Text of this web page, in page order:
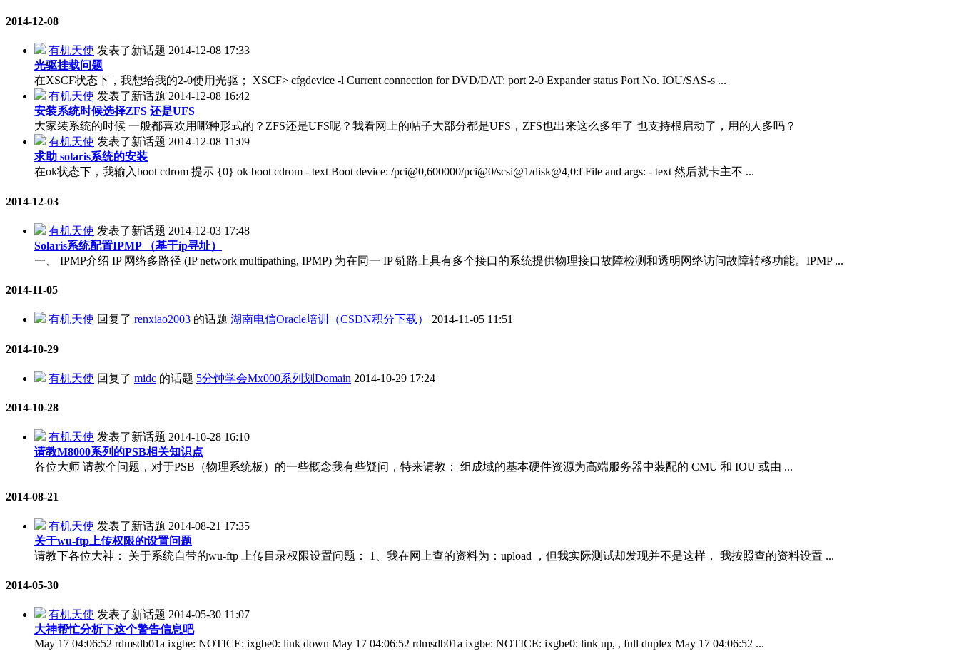
2014-12-08
有机天使 发表了新话题 2014-12-08 17:33
光驱挂载问题
在XSCF状态下，我想给我的2-0使用光驱； XSCF> cfgdevice -l Current connection for DVD/DAT: port 2-0 Expander status Port No. IOU/SAS-s ...
有机天使 发表了新话题 2014-12-08 16:42
安装系统时候选择ZFS 还是UFS
大家装系统的时候 一般都喜欢用哪种形式的？ZFS还是UFS呢？我看网上的帖子大部分都是UFS，ZFS也出来这么多年了 也支持根启动了，用的人多吗？
有机天使 发表了新话题 2014-12-08 11:09
求助 solaris系统的安装
在ok状态下，我输入boot cdrom 提示 {0} ok boot cdrom - text Boot device: /pci@0,600000/pci@0/scsi@1/disk@4,0:f File and args: - text 然后就卡主不 ...
2014-12-03
有机天使 发表了新话题 2014-12-03 17:48
Solaris系统配置IPMP （基于ip寻址）
一、 IPMP介绍 IP 网络多路径 (IP network multipathing, IPMP) 为在同一 IP 链路上具有多个接口的系统提供物理接口故障检测和透明网络访问故障转移功能。IPMP ...
2014-11-05
有机天使 回复了 renxiao2003 的话题 湖南电信Oracle培训（CSDN积分下载） 2014-11-05 11:51
2014-10-29
有机天使 回复了 midc 的话题 5分钟学会Mx000系列划Domain 2014-10-29 17:24
2014-10-28
有机天使 发表了新话题 2014-10-28 16:10
请教M8000系列的PSB相关知识点
各位大师 请教个问题，对于PSB（物理系统板）的一些概念我有些疑问，特来请教： 组成域的基本硬件资源为高端服务器中装配的 CMU 和 IOU 或由 ...
2014-08-21
有机天使 发表了新话题 2014-08-21 17:35
关于wu-ftp上传权限的设置问题
请教下各位大神： 关于系统自带的wu-ftp 上传目录权限设置问题： 1、我在网上查的资料为：upload ，但我实际测试却发现并不是这样， 我按照查的资料设置 ...
2014-05-30
有机天使 发表了新话题 2014-05-30 11:07
大神帮忙分析下这个警告信息吧
May 17 04:06:52 rdmsdb01a ixgbe: NOTICE: ixgbe0: link down May 17 04:06:52 rdmsdb01a ixgbe: NOTICE: ixgbe0: link up, , full duplex May 17 04:06:52 ...